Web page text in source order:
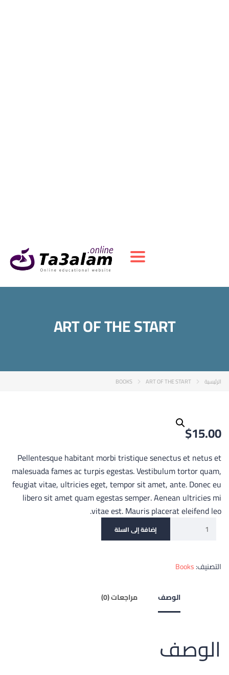
Toggle navigation
ART OF THE START
الرئيسية BOOKS ART OF THE START
$15.00
Pellentesque habitant morbi tristique senectus et netus et
malesuada fames ac turpis egestas. Vestibulum tortor quam,
feugiat vitae, ultricies eget, tempor sit amet, ante. Donec eu
libero sit amet quam egestas semper. Aenean ultricies mi
vitae est. Mauris placerat eleifend leo.
إضافة إلى السلة
التصنيف:Books
الوصف مراجعات (0)
الوصف